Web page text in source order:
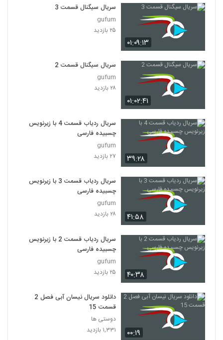
۰۱:۰۹:۱۳
سریال سیگنال قسمت 3
gufum
۲۵ بازدید
۰۱:۰۲:۴۱
سریال سیگنال قسمت 2
gufum
۲۸ بازدید
۳۹:۲۸
سریال ردیاب قسمت 4 با زیرنویس
چسبیده فارسی
gufum
۲۷ بازدید
۴۱:۵۸
سریال ردیاب قسمت 3 با زیرنویس
چسبیده فارسی
gufum
۲۸ بازدید
۴۰:۳۸
سریال ردیاب قسمت 2 با زیرنویس
چسبیده فارسی
gufum
۲۵ بازدید
۰۰:۱۹
دانلود سریال نیسان آبی فصل 2
قسمت 15
دوستی ها
۱,۳۳۱ بازدید